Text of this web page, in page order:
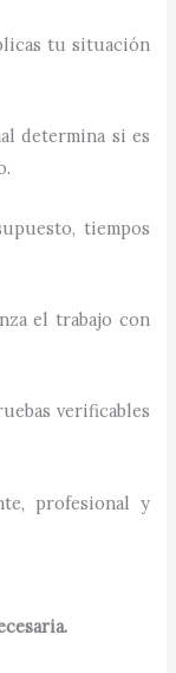
tu situación
determina si es
tiempos
el trabajo con
verificables
profesional y